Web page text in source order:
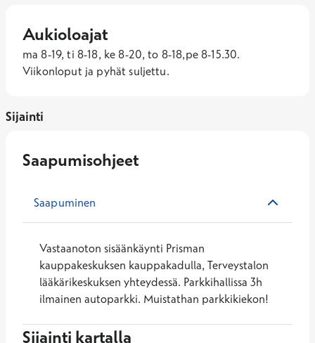
Aukioloajat
ma 8-19, ti 8-18, ke 8-20, to 8-18,pe 8-15.30.
Viikonloput ja pyhät suljettu.
Sijainti
Saapumisohjeet
Saapuminen
Vastaanoton sisäänkäynti Prisman
kauppakeskuksen kauppakadulla, Terveystalon
lääkärikeskuksen yhteydessä. Parkkihallissa 3h
ilmainen autoparkki. Muistathan parkkikiekon!
Sijainti kartalla